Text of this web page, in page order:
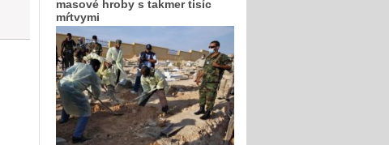
masové hroby s takmer tisíc
mŕtvymi